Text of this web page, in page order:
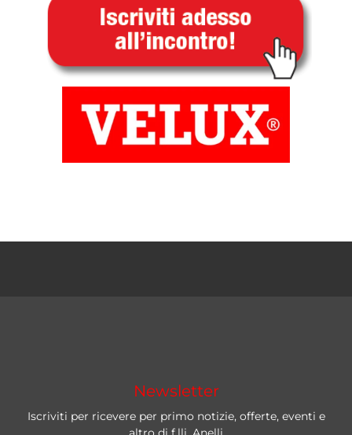
Newsletter
Iscriviti per ricevere per primo notizie, offerte, eventi e